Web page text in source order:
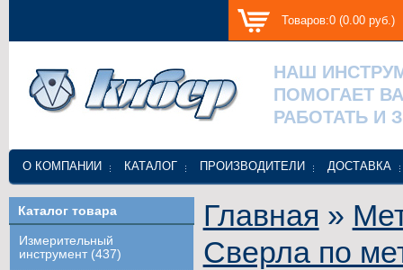
Товаров:0 (0.00 руб.)
НАШ
ПОМОГАЕТ
РАБОТАТЬ И
О КОМПАНИИ КАТАЛОГ ПРОИЗВОДИТЕЛИ ДОСТАВКА
Каталог товара
Измерительный
инструмент (437)
Главная »
Сверла по